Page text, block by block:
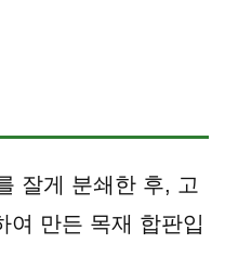
잘게 분쇄한 후, 고
여 만든 목재 합판입